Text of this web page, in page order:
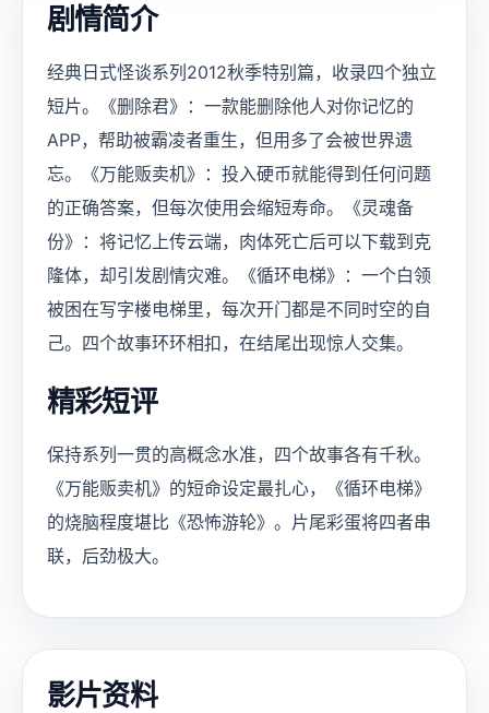
剧情简介
经典日式怪谈系列2012秋季特别篇，收录四个独立
短片。《删除君》：一款能删除他人对你记忆的
APP，帮助被霸凌者重生，但用多了会被世界遗
忘。《万能贩卖机》：投入硬币就能得到任何问题
的正确答案，但每次使用会缩短寿命。《灵魂备
份》：将记忆上传云端，肉体死亡后可以下载到克
隆体，却引发剧情灾难。《循环电梯》：一个白领
被困在写字楼电梯里，每次开门都是不同时空的自
己。四个故事环环相扣，在结尾出现惊人交集。
精彩短评
保持系列一贯的高概念水准，四个故事各有千秋。
《万能贩卖机》的短命设定最扎心，《循环电梯》
的烧脑程度堪比《恐怖游轮》。片尾彩蛋将四者串
联，后劲极大。
影片资料